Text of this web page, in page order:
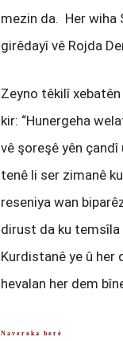
mezin da. Her wiha
girêdayî vê Rojda
Zeyno têkilî
kir: “Hunergeha
vê şoreşê yên çandî
tenê li ser zimanê
reseniya wan
dirust da ku temsîla
Kurdistanê ye û her
hevalan her dem
Naveroka berê